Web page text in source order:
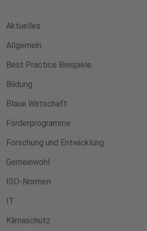
Aktuelles
Allgemein
Best Practice Beispiele
Bildung
Blaue Wirtschaft
Förderprogramme
Forschung und Entwicklung
Gemeinwohl
ISO-Normen
IT
Klimaschutz